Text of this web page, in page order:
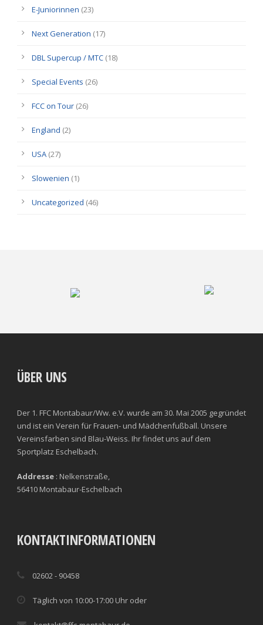
E-Juniorinnen (23)
Next Generation (17)
DBL Supercup / MTC (18)
Special Events (26)
FCC on Tour (26)
England (2)
USA (27)
Slowenien (1)
Uncategorized (46)
ÜBER UNS
Der 1. FFC Montabaur/Ww. e.V. wurde am 30. Mai 2005 gegründet
und ist ein Verein für Frauen- und Mädchenfußball. Unsere
Vereinsfarben sind Blau-Weiss. Ihr findet uns auf dem
Sportplatz Eschelbach.
Addresse : Nelkenstraße,
56410 Montabaur-Eschelbach
KONTAKTINFORMATIONEN
02602 - 90458
Täglich von 10:00-17:00 Uhr oder